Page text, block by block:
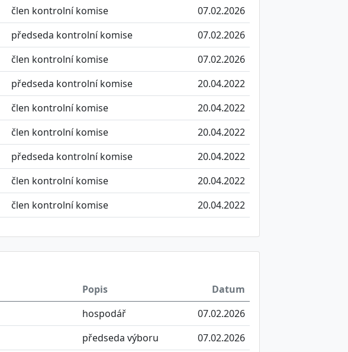
člen kontrolní komise
07.02.2026
předseda kontrolní komise
07.02.2026
člen kontrolní komise
07.02.2026
předseda kontrolní komise
20.04.2022
člen kontrolní komise
20.04.2022
člen kontrolní komise
20.04.2022
předseda kontrolní komise
20.04.2022
člen kontrolní komise
20.04.2022
člen kontrolní komise 20.04.2022
Popis
Datum
hospodář
07.02.2026
předseda výboru
07.02.2026